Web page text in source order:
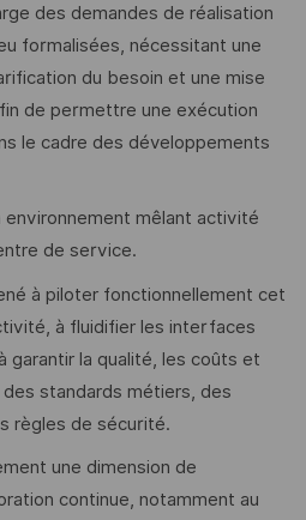
des demandes de réalisation
formalisées, nécessitant une
du besoin et une mise
de permettre une exécution
le cadre des développements
environnement mêlant activité
de service.
à piloter fonctionnellement cet
à fluidifier les interfaces
garantir la qualité, les coûts et
standards métiers, des
règles de sécurité.
une dimension de
continue, notamment au